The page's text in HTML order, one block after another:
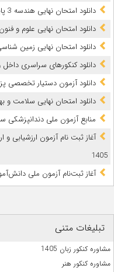
دانلود امتحان نهایی هندسه 3 پایه دوازدهم تیر 1405
دانلود امتحان نهایی علوم و فنون ادبی 3 پایه
دانلود امتحان نهایی زمین شناسی
دانلود کنکورهای سراسری داخل و خارج
دانلود آزمون دستیار تخصصی پزشکی سال
دانلود امتحان نهایی سلامت و بهداشت
ﻣﻨﺎﺑﻊ آزﻣﻮن ﻣﻠﯽ دندانپزشکی سال 1405 (دوره های 25
آغاز ثبت نام آزمون‌ ارزشیابی
1405
آغاز ثبت‌نام آزمون ملی
تبلیغات متنی
مشاوره کنکور زبان 1405
مشاوره کنکور هنر